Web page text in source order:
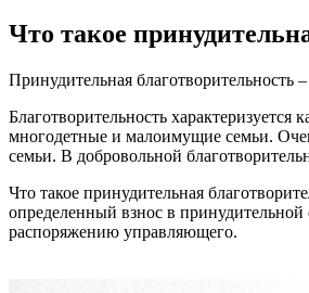
Что такое
Принудительная благотворительность
Благотворительность характеризуется
многодетные и малоимущие семьи.
семьи. В добровольной
Что такое принудительная
определенный взнос в
распоряжению управляющего.